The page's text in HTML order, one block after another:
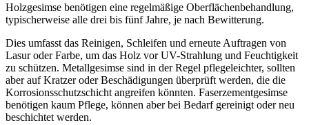
Holzgesimse benötigen eine regelmäßige Oberflächenbehandlung,
typischerweise alle drei bis fünf Jahre, je nach Bewitterung.
Dies umfasst das Reinigen, Schleifen und erneute Auftragen von
Lasur oder Farbe, um das Holz vor UV-Strahlung und Feuchtigkeit
zu schützen. Metallgesimse sind in der Regel pflegeleichter, sollten
aber auf Kratzer oder Beschädigungen überprüft werden, die die
Korrosionsschutzschicht angreifen könnten. Faserzementgesimse
benötigen kaum Pflege, können aber bei Bedarf gereinigt oder neu
beschichtet werden.